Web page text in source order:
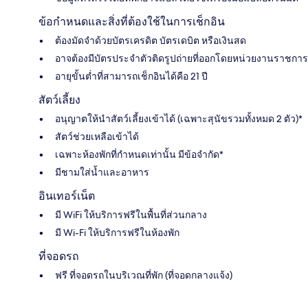
ข้อกำหนดและสิ่งที่ต้องใช้ในการเช็กอิน
ต้องมัดจำด้วยบัตรเครดิต บัตรเดบิต หรือเงินสด
อาจต้องมีบัตรประจำตัวติดรูปถ่ายที่ออกโดยหน่วยงานราชการ
อายุขั้นต่ำที่สามารถเช็กอินได้คือ 21 ปี
สัตว์เลี้ยง
อนุญาตให้นำสัตว์เลี้ยงเข้าได้ (เฉพาะสุนัขรวมทั้งหมด 2 ตัว)*
สัตว์ช่วยเหลือเข้าได้
เฉพาะห้องพักที่กำหนดเท่านั้น มีข้อจำกัด*
มีชามใส่น้ำและอาหาร
อินเทอร์เน็ต
มี WiFi ให้บริการฟรีในพื้นที่ส่วนกลาง
มี Wi-Fi ให้บริการฟรีในห้องพัก
ที่จอดรถ
ฟรี ที่จอดรถในบริเวณที่พัก (ที่จอดกลางแจ้ง)